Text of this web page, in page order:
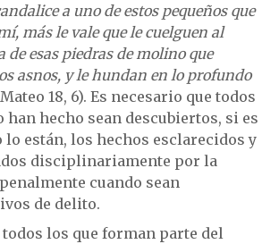
a uno de estos pequeños que
más le vale que le cuelguen al
de esas piedras de molino que
asnos, y le hundan en lo profundo
18, 6). Es necesario que todos
han hecho sean descubiertos, si es
lo están, los hechos esclarecidos y
disciplinariamente por la
cuando sean
de delito.
los que forman parte del